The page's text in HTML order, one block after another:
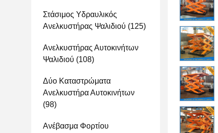
Στάσιμος Υδραυλικός
Ανελκυστήρας Ψαλιδιού (125)
Ανελκυστήρας Αυτοκινήτων
Ψαλιδιού (108)
Δύο Καταστρώματα
Ανελκυστήρα Αυτοκινήτων
(98)
Ανέβασμα Φορτίου